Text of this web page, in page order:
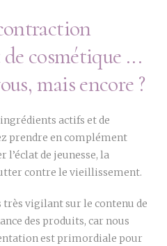
cosmétique ...
mais encore ?
actifs et de
prendre en complément
de jeunesse, la
contre le vieillissement.
vigilant sur le contenu de
des produits, car nous
est primordiale pour